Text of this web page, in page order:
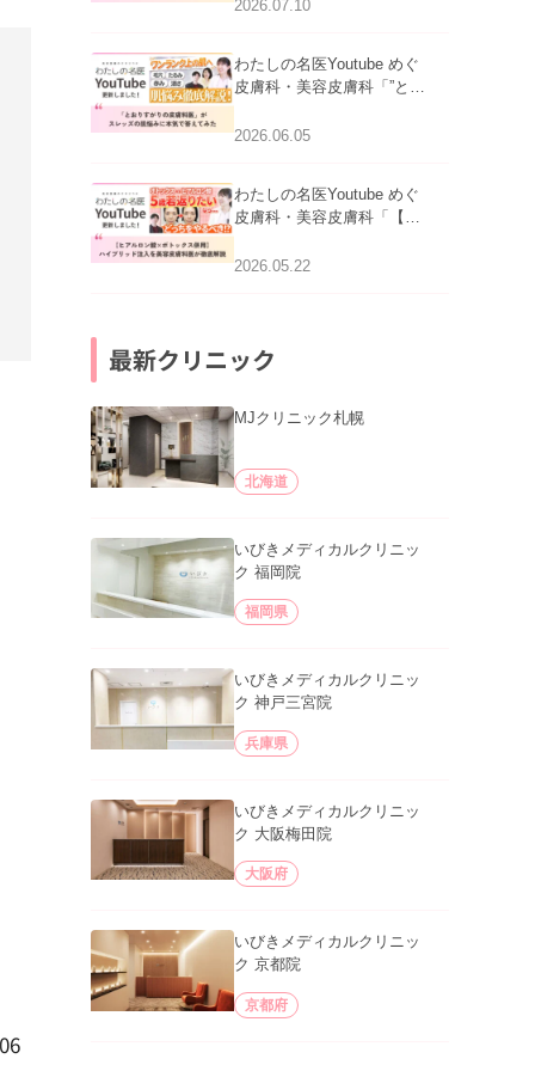
2026.07.10
わたしの名医Youtube めぐ
皮膚科・美容皮膚科「”とお
ッズの肌悩みに本気で答え
2026.06.05
わたしの名医Youtube めぐ
皮膚科・美容皮膚科「【ヒ
用】ハイブリッド注入を美
2026.05.22
最新クリニック
MJクリニック札幌
北海道
いびきメディカルクリニッ
ク 福岡院
福岡県
いびきメディカルクリニッ
ク 神戸三宮院
兵庫県
いびきメディカルクリニッ
ク 大阪梅田院
大阪府
いびきメディカルクリニッ
ク 京都院
京都府